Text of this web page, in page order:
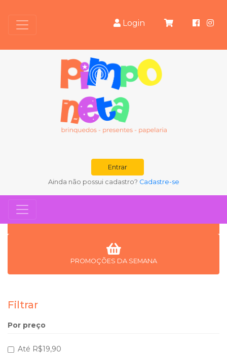
Login
Entrar
Ainda não possui cadastro? Cadastre-se
PROMOÇÕES DA SEMANA
Filtrar
Por preço
Até R$19,90